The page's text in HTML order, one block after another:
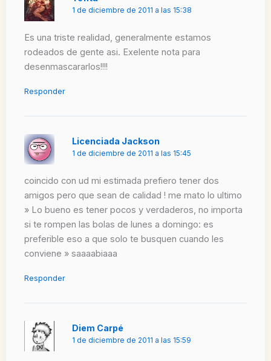
1 de diciembre de 2011 a las 15:38
Es una triste realidad, generalmente estamos
rodeados de gente asi. Exelente nota para
desenmascararlos!!!!
Responder
Licenciada Jackson
1 de diciembre de 2011 a las 15:45
coincido con ud mi estimada prefiero tener dos
amigos pero que sean de calidad ! me mato lo ultimo
» Lo bueno es tener pocos y verdaderos, no importa
si te rompen las bolas de lunes a domingo: es
preferible eso a que solo te busquen cuando les
conviene » saaaabiaaa
Responder
Diem Carpé
1 de diciembre de 2011 a las 15:59